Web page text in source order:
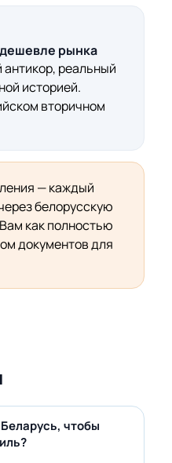
рынка
реальный
историей.
вторичном
— каждый
белорусскую
как полностью
документов для
чтобы